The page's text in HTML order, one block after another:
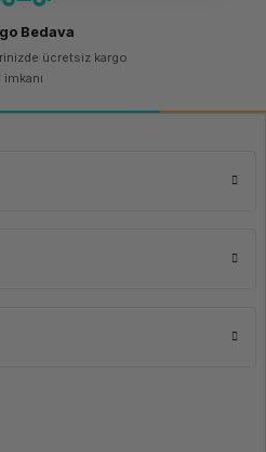
Bedava
ücretsiz kargo
imkanı